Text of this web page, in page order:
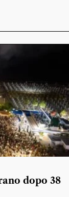
dopo 38